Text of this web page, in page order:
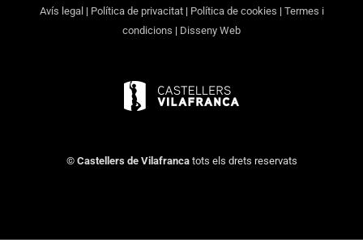
Avís legal | Política de privacitat| Política de cookies | Termes i
condicions | Disseny Web
© Castellers de Vilafrancatots els drets reservats